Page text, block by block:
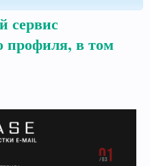
сервис
профиля, в том